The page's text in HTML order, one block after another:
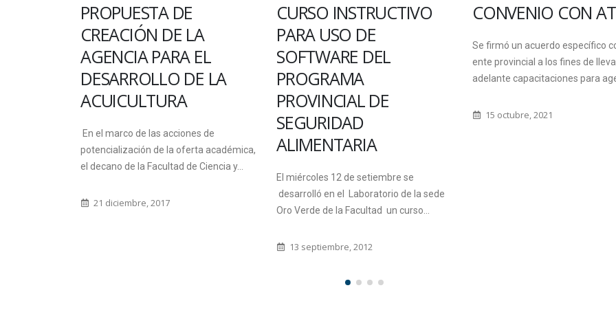
PROPUESTA DE
CREACIÓN DE LA
AGENCIA PARA EL
DESARROLLO DE LA
ACUICULTURA
En el marco de las acciones de
potencialización de la oferta académica,
el decano de la Facultad de Ciencia y...
21 diciembre, 2017
CURSO INSTRUCTIVO
PARA USO DE
SOFTWARE DEL
PROGRAMA
PROVINCIAL DE
SEGURIDAD
ALIMENTARIA
El miércoles 12 de setiembre se
desarrolló en el Laboratorio de la sede
Oro Verde de la Facultad un curso...
13 septiembre, 2012
CONVENIO CON
Se firmó un acuerdo específico
ente provincial a los fines de
adelante capacitaciones para
15 octubre, 2021